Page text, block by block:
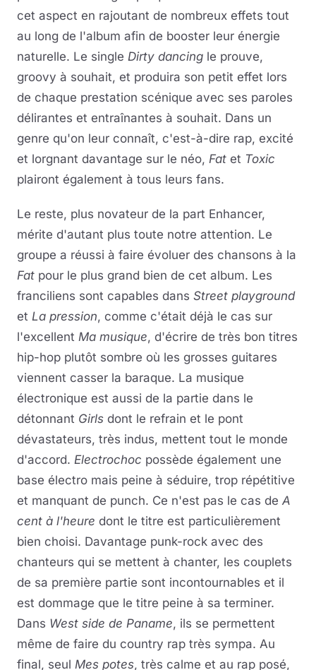
cet aspect en rajoutant de nombreux effets tout
au long de l'album afin de booster leur énergie
naturelle. Le single Dirty dancing le prouve,
groovy à souhait, et produira son petit effet lors
de chaque prestation scénique avec ses paroles
délirantes et entraînantes à souhait. Dans un
genre qu'on leur connaît, c'est-à-dire rap, excité
et lorgnant davantage sur le néo, Fat et Toxic
plairont également à tous leurs fans.
Le reste, plus novateur de la part Enhancer,
mérite d'autant plus toute notre attention. Le
groupe a réussi à faire évoluer des chansons à la
Fat pour le plus grand bien de cet album. Les
franciliens sont capables dans Street playground
et La pression, comme c'était déjà le cas sur
l'excellent Ma musique, d'écrire de très bon titres
hip-hop plutôt sombre où les grosses guitares
viennent casser la baraque. La musique
électronique est aussi de la partie dans le
détonnant Girls dont le refrain et le pont
dévastateurs, très indus, mettent tout le monde
d'accord. Electrochoc possède également une
base électro mais peine à séduire, trop répétitive
et manquant de punch. Ce n'est pas le cas de A
cent à l'heure dont le titre est particulièrement
bien choisi. Davantage punk-rock avec des
chanteurs qui se mettent à chanter, les couplets
de sa première partie sont incontournables et il
est dommage que le titre peine à sa terminer.
Dans West side de Paname, ils se permettent
même de faire du country rap très sympa. Au
final, seul Mes potes, très calme et au rap posé,